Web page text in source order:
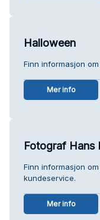
Halloween
Finn informasjon
Mer info
Fotograf Hans
Finn informasjon
kundeservice.
Mer info